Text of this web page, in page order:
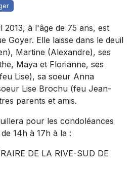
à l'âge de 75 ans, est
Goyer. Elle laisse dans le deuil
Martine (Alexandre), ses
Maya et Florianne, ses
Lise), sa soeur Anna
Lise Brochu (feu Jean-
parents et amis.
pour les condoléances
14h à 17h à la :
DE LA RIVE-SUD DE